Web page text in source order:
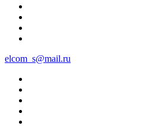
elcom_s@mail.ru